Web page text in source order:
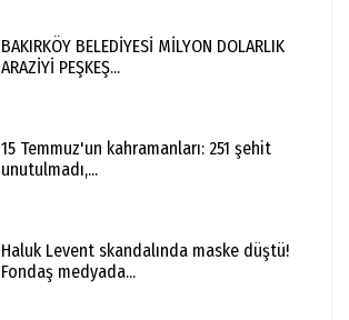
BAKIRKÖY BELEDİYESİ MİLYON DOLARLIK
ARAZİYİ PEŞKEŞ...
15 Temmuz'un kahramanları: 251 şehit
unutulmadı,...
Haluk Levent skandalında maske düştü!
Fondaş medyada...